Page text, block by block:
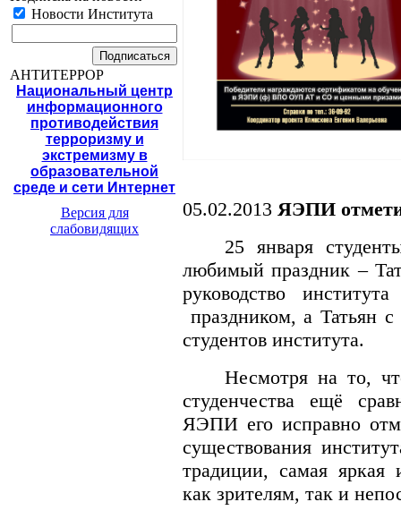
Новости Института
АНТИТЕРРОР
Национальный центр
информационного
противодействия
терроризму и
экстремизму в
образовательной
среде и сети Интернет
Версия для
слабовидящих
05.02.2013 ЯЭПИ
25 января
любимый праздник –
руководство
праздником, а Татьян
студентов института.
Несмотря на то,
студенчества ещё
ЯЭПИ его исправно
существования
традиции, самая яркая
как зрителям, так и